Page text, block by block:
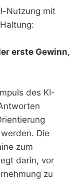
Nutzung mit
erste Gewinn,
des KI-
Die
zum
darin, vor
zu